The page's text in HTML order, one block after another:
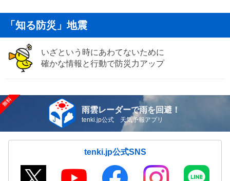
「知る防災」地震
いざという時にあわてないために
確かな情報と行動で防災力アップ
雨雲レーダーで雨を回避！
tenki.jp公式 天気予報アプリ
tenki.jp公式SNS